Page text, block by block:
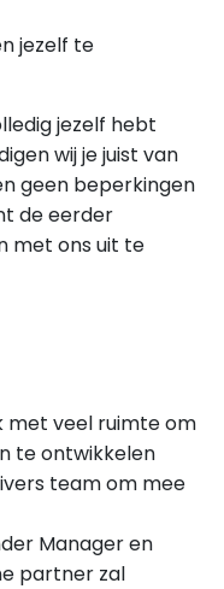
jezelf te
jezelf hebt
wij je juist van
geen beperkingen
de eerder
met ons uit te
met veel ruimte om
te ontwikkelen
team om mee
Manager en
partner zal